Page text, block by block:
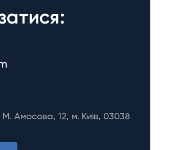
Амосова, 12, м. Київ, 03038